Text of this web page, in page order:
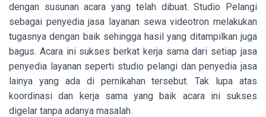
dengan susunan acara yang telah dibuat. Studio Pelangi
sebagai penyedia jasa layanan sewa videotron melakukan
tugasnya dengan baik sehingga hasil yang ditampilkan juga
bagus. Acara ini sukses berkat kerja sama dari setiap jasa
penyedia layanan seperti studio pelangi dan penyedia jasa
lainya yang ada di pernikahan tersebut. Tak lupa atas
koordinasi dan kerja sama yang baik acara ini sukses
digelar tanpa adanya masalah.